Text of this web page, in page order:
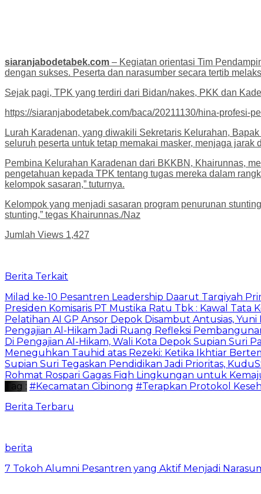
siaranjabodetabek.com – Kegiatan orientasi Tim
dengan sukses. Peserta dan narasumber secara tertib
Sejak pagi, TPK yang terdiri dari Bidan/nakes, PKK dan
https://siaranjabodetabek.com/baca/20211130/hina-profesi-
Lurah Karadenan, yang diwakili Sekretaris Kelurahan,
seluruh peserta untuk tetap memakai masker, menjaga
Pembina Kelurahan Karadenan dari BKKBN, Khairunnas,
pengetahuan kepada TPK tentang tugas mereka dalam
kelompok sasaran,” tuturnya.
Kelompok yang menjadi sasaran program penurunan
stunting,” tegas Khairunnas./Naz
Jumlah Views 1,427
Berita Terkait
Milad ke-10 Pesantren Leadership Daarut Tarqiyah
Presiden Komisaris PT Mustika Ratu Tbk : Kawal
Pelatihan AI GP Ansor Depok Disambut Antusias,
Pengajian Al-Hikam Jadi Ruang Refleksi
Di Pengajian Al-Hikam, Wali Kota Depok Supian Suri
Meneguhkan Tauhid atas Rezeki: Ketika Ikhtiar
Supian Suri Tegaskan Pendidikan Jadi Prioritas,
Rohmat Rospari Gagas Fiqh Lingkungan untuk
Tag : #Kecamatan Cibinong #Terapkan Protokol
Berita Terbaru
berita
7 Tokoh Alumni Pesantren yang Aktif Menjadi